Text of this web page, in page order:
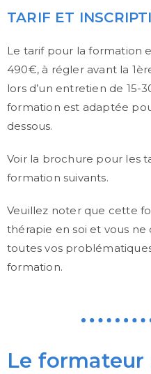
TARIF ET
Le tarif pour la formation
490€, à régler avant la
lors d’un entretien de 15-
formation est adaptée
dessous.
Voir la brochure pour les
formation suivants.
Veuillez noter que cette
thérapie en soi et vous
toutes vos
formation.
Le formateur